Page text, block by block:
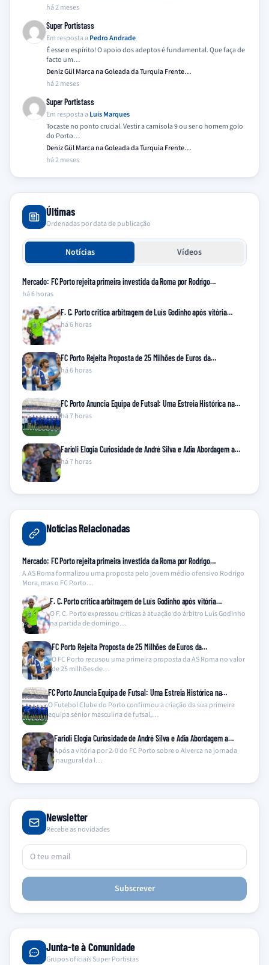
há 2 meses
Super Portistass
Em resposta a Pedro Andrade
É esse o espírito! O apoio dos adeptos é fundamental. Que faça de
facto um…
Deniz Gül Marca na Goleada da Turquia Frente…
há 2 meses
Super Portistass
Em resposta a Luis Marques
Tocaste no ponto crucial. Vestir a camisola 9 ou ser o homem golo
do Porto…
Deniz Gül Marca na Goleada da Turquia Frente…
há 2 meses
Últimas
Ordenadas por data de publicação
Notícias Vídeos
Mercado: FC Porto rejeita primeira investida da Roma por Rodrigo…
há 6 horas
F. C. Porto critica arbitragem de Luís Godinho após vitória…
há 6 horas
FC Porto Rejeita Proposta de 25 Milhões de Euros da…
há 6 horas
FC Porto Anuncia Equipa de Futsal: Uma Estreia Histórica na…
há 7 horas
Farioli Elogia Curiosidade de André Silva e Adia Abordagem a…
há 7 horas
Notícias Relacionadas
Mercado: FC Porto rejeita primeira investida da Roma por Rodrigo…
A AS Roma formalizou uma proposta pelo jovem médio ofensivo Rodrigo
Mora, mas o FC Porto…
F. C. Porto critica arbitragem de Luís Godinho após vitória…
O F. C. Porto expressou críticas à atuação do árbitro Luís Godinho
na partida de domingo…
FC Porto Rejeita Proposta de 25 Milhões de Euros da…
O FC Porto recusou uma primeira proposta da AS Roma no valor
de 25 milhões de…
FC Porto Anuncia Equipa de Futsal: Uma Estreia Histórica na…
O Futebol Clube do Porto confirmou a criação da sua primeira
equipa sénior masculina de futsal,…
Farioli Elogia Curiosidade de André Silva e Adia Abordagem a…
Após a vitória por 2-0 do FC Porto sobre o Alverca na jornada
inaugural da I…
Newsletter
Recebe as novidades
Subscrever
Junta-te à Comunidade
Grupos oficiais Super Portistas